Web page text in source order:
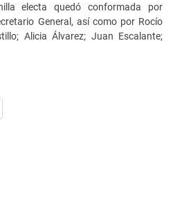
electa quedó conformada por
General, así como por Rocío
Alicia Álvarez; Juan Escalante;